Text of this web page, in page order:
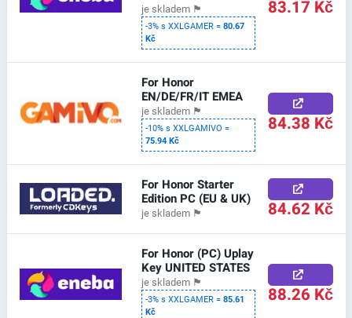
je skladem 🏴
-3% s XXLGAMER =80.67
Kč
83.17 Kč
For Honor
EN/DE/FR/IT EMEA
je skladem 🏴
-10% s XXLGAMIVO =
75.94 Kč
84.38 Kč
For Honor Starter
Edition PC (EU & UK)
je skladem 🏴 84.62 Kč
For Honor (PC) Uplay
Key UNITED STATES
je skladem 🏴
-3% s XXLGAMER =85.61
Kč
88.26 Kč